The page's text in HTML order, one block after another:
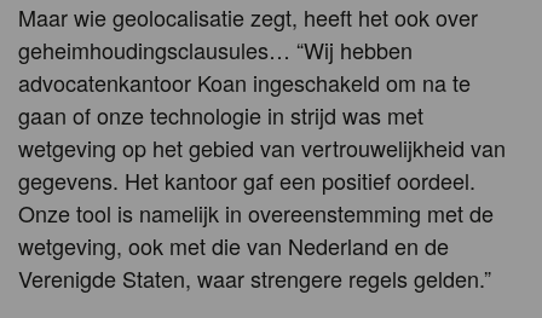
Maar wie geolocalisatie zegt, heeft het ook over
geheimhoudingsclausules… “Wij hebben
advocatenkantoor Koan ingeschakeld om na te
gaan of onze technologie in strijd was met
wetgeving op het gebied van vertrouwelijkheid van
gegevens. Het kantoor gaf een positief oordeel.
Onze tool is namelijk in overeenstemming met de
wetgeving, ook met die van Nederland en de
Verenigde Staten, waar strengere regels gelden.”